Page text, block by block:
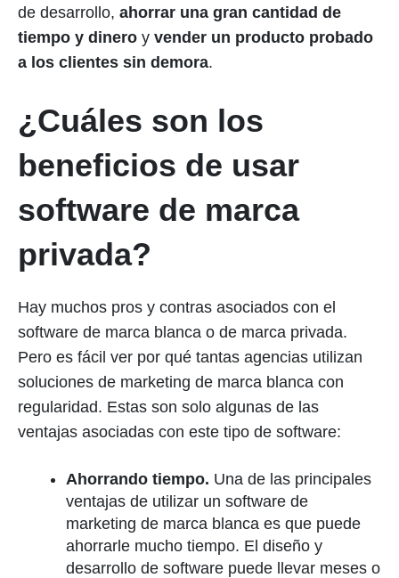
de desarrollo, ahorrar una gran cantidad de
tiempo y dinero y vender un producto probado
a los clientes sin demora.
¿Cuáles son los
beneficios de usar
software de marca
privada?
Hay muchos pros y contras asociados con el
software de marca blanca o de marca privada.
Pero es fácil ver por qué tantas agencias utilizan
soluciones de marketing de marca blanca con
regularidad. Estas son solo algunas de las
ventajas asociadas con este tipo de software:
Ahorrando tiempo. Una de las principales
ventajas de utilizar un software de
marketing de marca blanca es que puede
ahorrarle mucho tiempo. El diseño y
desarrollo de software puede llevar meses o